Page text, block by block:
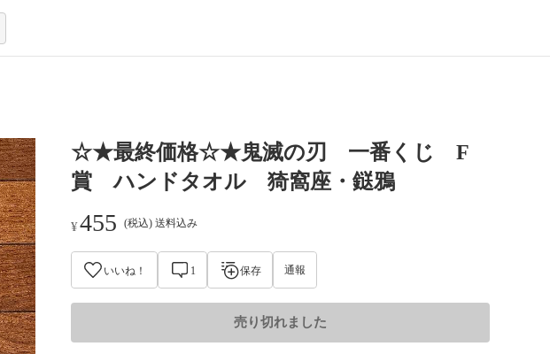
☆★最終価格☆★鬼滅の刃 一番くじ F
賞 ハンドタオル 猗窩座・鎹鴉
¥455 (税込) 送料込み
いいね！ 1 保存 通報
売り切れました